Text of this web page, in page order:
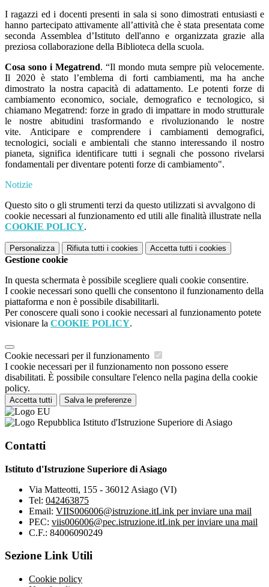
I ragazzi ed i docenti presenti in sala si sono dimostrati entusiasti e
hanno partecipato attivamente all’attività che è stata presentata come
seconda Assemblea d’Istituto dell'anno e organizzata grazie alla
preziosa collaborazione della Biblioteca della scuola.
Cosa sono i Megatrend. “Il mondo muta sempre più velocemente.
Il 2020 è stato l’emblema di forti cambiamenti, ma ha anche
dimostrato la nostra capacità di adattamento. Le potenti forze di
cambiamento economico, sociale, demografico e tecnologico, si
chiamano Megatrend: forze in grado di impattare in modo strutturale
le nostre abitudini trasformando e rivoluzionando le nostre
vite. Anticipare e comprendere i cambiamenti demografici,
tecnologici, sociali e ambientali che stanno interessando il nostro
pianeta, significa identificare tutti i segnali che possono rivelarsi
fondamentali per diventare potenti forze di cambiamento".
Notizie
Questo sito o gli strumenti terzi da questo utilizzati si avvalgono di
cookie necessari al funzionamento ed utili alle finalità illustrate nella
COOKIE POLICY.
Personalizza Rifiuta tutti i cookies Accetta tutti i cookies
Gestione cookie
In questa schermata è possibile scegliere quali cookie consentire.
I cookie necessari sono quelli che consentono il funzionamento della
piattaforma e non è possibile disabilitarli.
Per conoscere quali sono i cookie necessari al funzionamento potete
visionare la COOKIE POLICY.
Cookie necessari per il funzionamento
I cookie necessari per il funzionamento non possono essere
disabilitati. È possibile consultare l'elenco nella pagina della cookie
policy.
Accetta tutti Salva le preferenze
Istituto d'Istruzione Superiore di Asiago
Contatti
Istituto d'Istruzione Superiore di Asiago
Via Matteotti, 155 - 36012 Asiago (VI)
Tel: 042463875
Email: VIIS006006@istruzione.itLink per inviare una mail
PEC: viis006006@pec.istruzione.itLink per inviare una mail
C.F.: 84006090249
Sezione Link Utili
Cookie policy